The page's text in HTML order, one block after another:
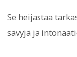
Se heijastaa
sävyjä ja